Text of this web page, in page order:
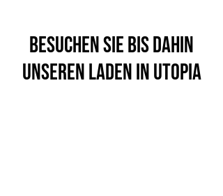
Besuchen Sie bis dahin
unseren Laden in Utopia